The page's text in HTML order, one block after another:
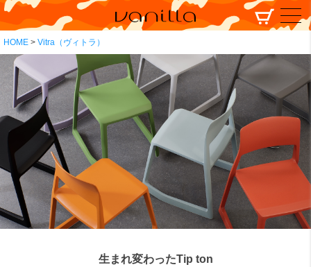
HOME Vitra（ヴィトラ）
生まれ変わったTip ton